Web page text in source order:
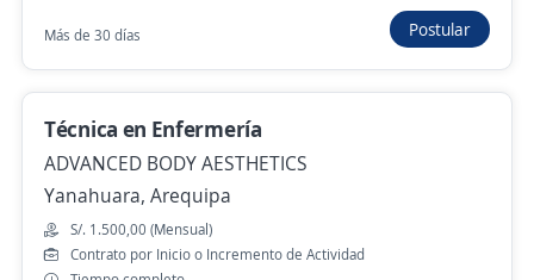
Nuevas ofertas de empleo
Empleos similares
Más de 30 días Postular
Técnica en Enfermería
ADVANCED BODY AESTHETICS
Yanahuara, Arequipa
S/. 1.500,00 (Mensual)
Contrato por Inicio o Incremento de Actividad